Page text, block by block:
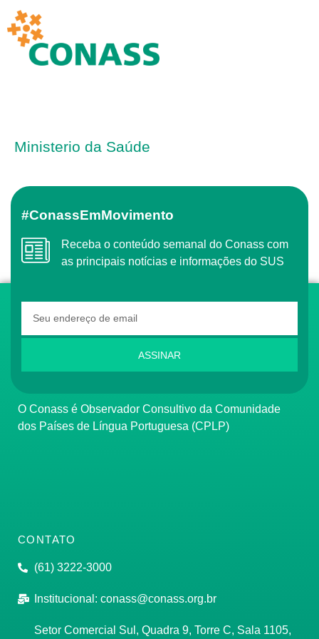
Ministerio da Saúde
#ConassEmMovimento
Receba o conteúdo semanal do Conass com
as principais notícias e informações do SUS
ASSINAR
O Conass é Observador Consultivo da Comunidade
dos Países de Língua Portuguesa (CPLP)
CONTATO
(61) 3222-3000
Institucional: conass@conass.org.br
Setor Comercial Sul, Quadra 9, Torre C, Sala 1105,